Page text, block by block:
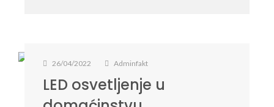
26/04/2022 Adminfakt
LED osvetljenje u